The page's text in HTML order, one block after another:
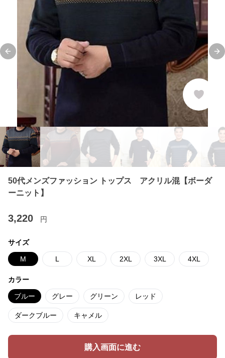
Previous slide
50代メンズファッション トップス アクリル混【ボーダ
ーニット】
3,220 円
サイズ
M L XL 2XL 3XL 4XL
カラー
ブルー グレー グリーン レッド
ダークブルー キャメル
購入画面に進む